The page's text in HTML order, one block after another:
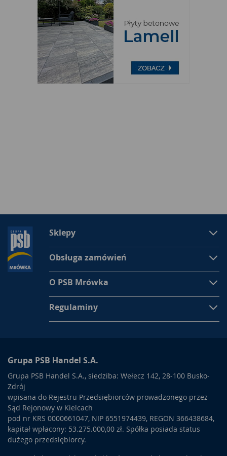
Sklepy
Obsługa zamówień
O PSB Mrówka
Regulaminy
Grupa PSB Handel S.A.
Grupa PSB Handel S.A., siedziba: Wełecz 142, 28-100 Busko-
Zdrój
wpisana do Rejestru Przedsiębiorców prowadzonego przez
Sąd Rejonowy w Kielcach
pod nr KRS 0000661047, NIP 6551974439, REGON 366438684,
kapitał wpłacony: 53.275.000,00 zł. Spółka posiada status
dużego przedsiębiorcy.